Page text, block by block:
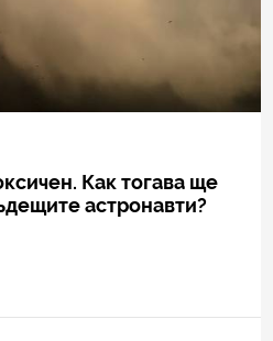
Как тогава ще
астронавти?